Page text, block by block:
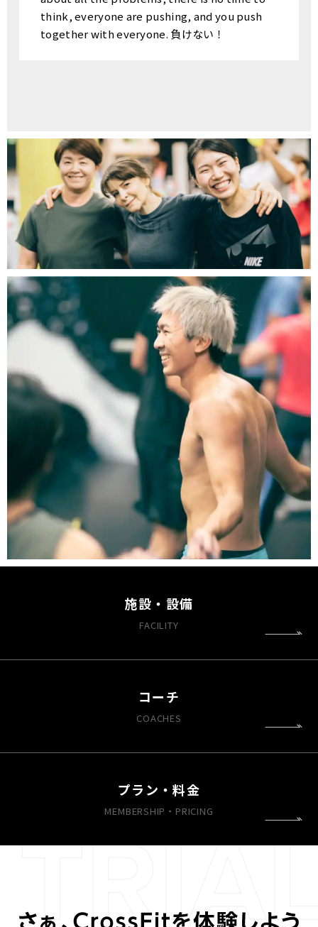
think, everyone are pushing, and you push
together with everyone. 負けない！
施設・設備
FACILITY
コーチ
COACHES
プラン・料金
MEMBERSHIP・PRICING